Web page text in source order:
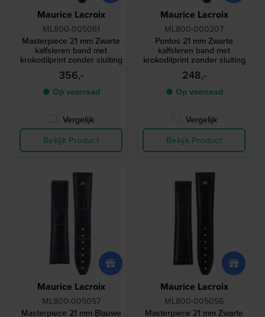
Maurice Lacroix
ML800-005061
Masterpiece 21 mm Zwarte
kalfsleren band met
krokodilprint zonder sluiting
356,-
● Op voorraad
Vergelijk
Bekijk Product
Maurice Lacroix
ML800-000207
Pontos 21 mm Zwarte
kalfsleren band met
krokodilprint zonder sluiting
248,-
● Op voorraad
Vergelijk
Bekijk Product
Maurice Lacroix
ML800-005057
Masterpiece 21 mm Blauwe
Maurice Lacroix
ML800-005056
Masterpiece 21 mm Zwarte